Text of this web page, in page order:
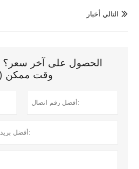
 التالي أخبار
الحصول على آخر
وقت ممكن (خلال